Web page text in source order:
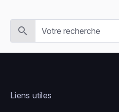
Liens utiles